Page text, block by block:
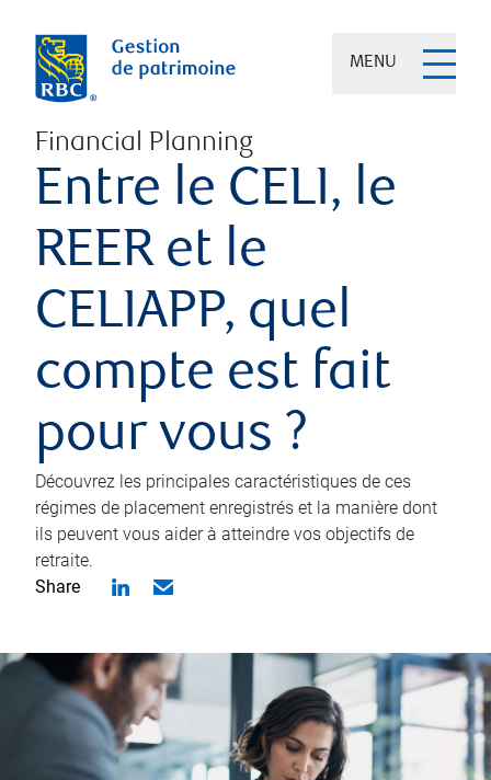
MENU
Financial Planning
Entre le CELI, le
REER et le
CELIAPP, quel
compte est fait
pour vous ?
Découvrez les principales caractéristiques de ces
régimes de placement enregistrés et la manière dont
ils peuvent vous aider à atteindre vos objectifs de
retraite.
Share